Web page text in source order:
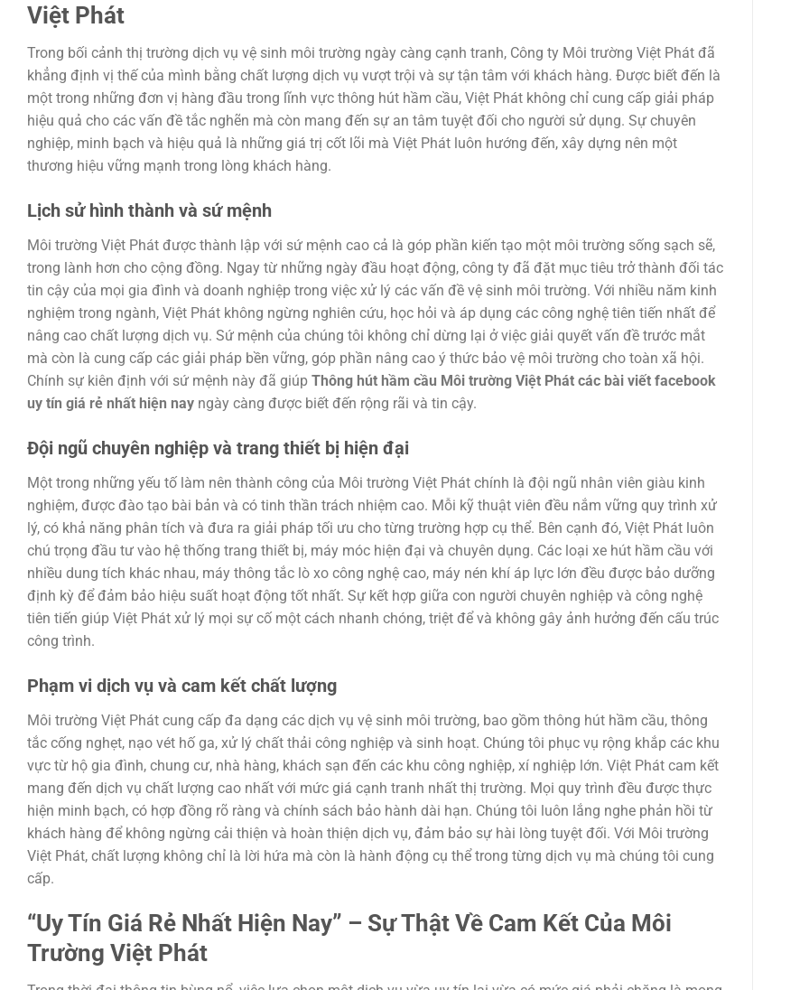
Việt Phát
Trong bối cảnh thị trường dịch vụ vệ sinh môi trường ngày càng cạnh tranh, Công ty Môi trường Việt Phát đã
khẳng định vị thế của mình bằng chất lượng dịch vụ vượt trội và sự tận tâm với khách hàng. Được biết đến là
một trong những đơn vị hàng đầu trong lĩnh vực thông hút hầm cầu, Việt Phát không chỉ cung cấp giải pháp
hiệu quả cho các vấn đề tắc nghẽn mà còn mang đến sự an tâm tuyệt đối cho người sử dụng. Sự chuyên
nghiệp, minh bạch và hiệu quả là những giá trị cốt lõi mà Việt Phát luôn hướng đến, xây dựng nên một
thương hiệu vững mạnh trong lòng khách hàng.
Lịch sử hình thành và sứ mệnh
Môi trường Việt Phát được thành lập với sứ mệnh cao cả là góp phần kiến tạo một môi trường sống sạch sẽ,
trong lành hơn cho cộng đồng. Ngay từ những ngày đầu hoạt động, công ty đã đặt mục tiêu trở thành đối tác
tin cậy của mọi gia đình và doanh nghiệp trong việc xử lý các vấn đề vệ sinh môi trường. Với nhiều năm kinh
nghiệm trong ngành, Việt Phát không ngừng nghiên cứu, học hỏi và áp dụng các công nghệ tiên tiến nhất để
nâng cao chất lượng dịch vụ. Sứ mệnh của chúng tôi không chỉ dừng lại ở việc giải quyết vấn đề trước mắt
mà còn là cung cấp các giải pháp bền vững, góp phần nâng cao ý thức bảo vệ môi trường cho toàn xã hội.
Chính sự kiên định với sứ mệnh này đã giúp Thông hút hầm cầu Môi trường Việt Phát các bài viết facebook
uy tín giá rẻ nhất hiện nay ngày càng được biết đến rộng rãi và tin cậy.
Đội ngũ chuyên nghiệp và trang thiết bị hiện đại
Một trong những yếu tố làm nên thành công của Môi trường Việt Phát chính là đội ngũ nhân viên giàu kinh
nghiệm, được đào tạo bài bản và có tinh thần trách nhiệm cao. Mỗi kỹ thuật viên đều nắm vững quy trình xử
lý, có khả năng phân tích và đưa ra giải pháp tối ưu cho từng trường hợp cụ thể. Bên cạnh đó, Việt Phát luôn
chú trọng đầu tư vào hệ thống trang thiết bị, máy móc hiện đại và chuyên dụng. Các loại xe hút hầm cầu với
nhiều dung tích khác nhau, máy thông tắc lò xo công nghệ cao, máy nén khí áp lực lớn đều được bảo dưỡng
định kỳ để đảm bảo hiệu suất hoạt động tốt nhất. Sự kết hợp giữa con người chuyên nghiệp và công nghệ
tiên tiến giúp Việt Phát xử lý mọi sự cố một cách nhanh chóng, triệt để và không gây ảnh hưởng đến cấu trúc
công trình.
Phạm vi dịch vụ và cam kết chất lượng
Môi trường Việt Phát cung cấp đa dạng các dịch vụ vệ sinh môi trường, bao gồm thông hút hầm cầu, thông
tắc cống nghẹt, nạo vét hố ga, xử lý chất thải công nghiệp và sinh hoạt. Chúng tôi phục vụ rộng khắp các khu
vực từ hộ gia đình, chung cư, nhà hàng, khách sạn đến các khu công nghiệp, xí nghiệp lớn. Việt Phát cam kết
mang đến dịch vụ chất lượng cao nhất với mức giá cạnh tranh nhất thị trường. Mọi quy trình đều được thực
hiện minh bạch, có hợp đồng rõ ràng và chính sách bảo hành dài hạn. Chúng tôi luôn lắng nghe phản hồi từ
khách hàng để không ngừng cải thiện và hoàn thiện dịch vụ, đảm bảo sự hài lòng tuyệt đối. Với Môi trường
Việt Phát, chất lượng không chỉ là lời hứa mà còn là hành động cụ thể trong từng dịch vụ mà chúng tôi cung
cấp.
“Uy Tín Giá Rẻ Nhất Hiện Nay” – Sự Thật Về Cam Kết Của Môi
Trường Việt Phát